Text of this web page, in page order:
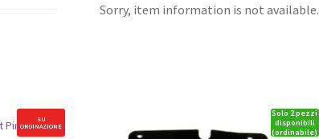
Sorry, item information is not available.
SU
ORDINAZIONE
Solo 2 pezzi
disponibili
(ordinabile)